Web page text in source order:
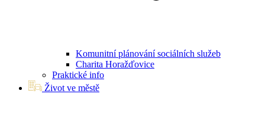
Komunitní plánování sociálních služeb
Charita Horažďovice
Praktické info
Život ve městě